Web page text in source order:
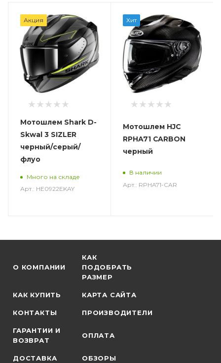
Акция
Мотошлем Shark D-
Skwal 3 SIZLER
черный/серый/
флуо
Много на складе
Арт.: HE0922EKAY
Хит
Мотошлем HJC
RPHA71 CARBON
черный
В наличии
Арт.: RPHA71-CAR
О КОМПАНИИ
КАК
ПОДОБРАТЬ
РАЗМЕР
КАК КУПИТЬ КАРТА САЙТА
КОНТАКТЫ ПРОИЗВОДИТЕЛИ
ГАРАНТИИ И
ВОЗВРАТ
ОПЛАТА
ДОСТАВКА ОБЗОРЫ